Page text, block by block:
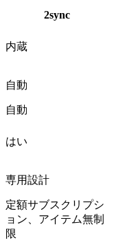
2sync
内蔵
自動
自動
はい
専用設計
定額サブスクリプシ
ョン、アイテム無制
限